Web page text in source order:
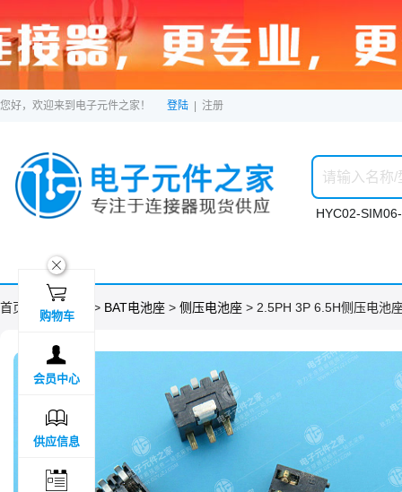
您好，欢迎来到电子元件之家！ 登陆 注册
HYC02-
首页 > 分类目录 > BAT电池座 > 侧压电池座 > 2.5PH 3P 6.5H侧压电池
ဆ

购物车

会员中心

供应信息
